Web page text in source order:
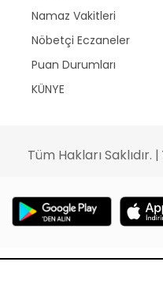
Namaz Vakitleri
Nöbetçi Eczaneler
Puan Durumları
KÜNYE
Tüm Hakları Saklıdır. |